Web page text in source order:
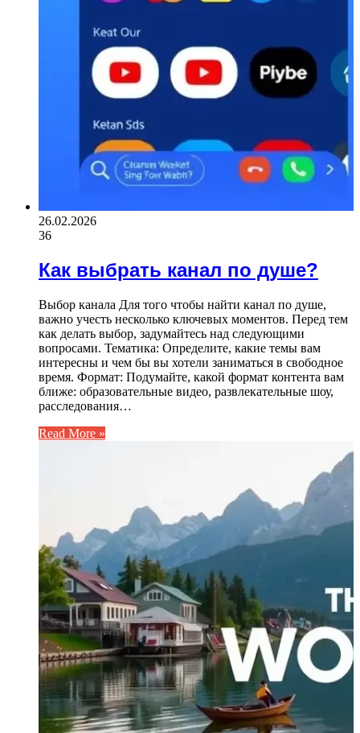
26.02.2026
36
Как выбрать канал по душе?
Выбор канала Для того чтобы найти канал по душе,
важно учесть несколько ключевых моментов. Перед тем
как делать выбор, задумайтесь над следующими
вопросами. Тематика: Определите, какие темы вам
интересны и чем бы вы хотели заниматься в свободное
время. Формат: Подумайте, какой формат контента вам
ближе: образовательные видео, развлекательные шоу,
расследования…
Read More »